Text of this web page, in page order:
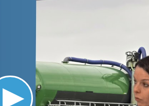
Video
Player